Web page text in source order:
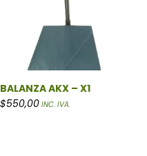
BALANZA AKX – X1
$550,00 INC. IVA.